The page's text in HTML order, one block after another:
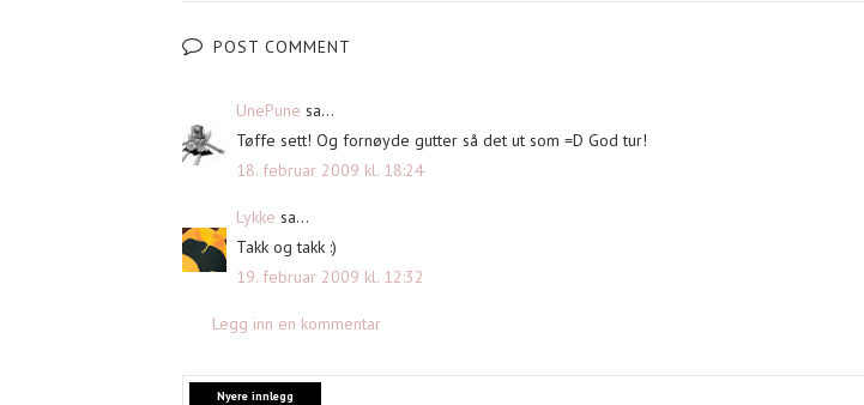
POST COMMENT
UnePune sa...
Tøffe sett! Og fornøyde gutter så det ut som =D God tur!
18. februar 2009 kl. 18:24
Lykke sa...
Takk og takk :)
19. februar 2009 kl. 12:32
Legg inn en kommentar
Nyere innlegg